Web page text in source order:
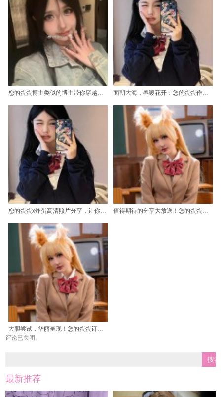
您的蛋蛋博主类似的博主带你穿越神秘的cos作品世界 面朝大海，春暖花开：您的蛋蛋作品摄影作品，定格自然之美。
您的蛋蛋x炸蛋高清照片分享，让你眼前一亮 值得期待的分享大放送！您的蛋蛋微博最新系列作品呈现
大胆尝试，华丽呈现！您的蛋蛋订制作品，引爆你的眼球
评论已关闭。
最新推荐